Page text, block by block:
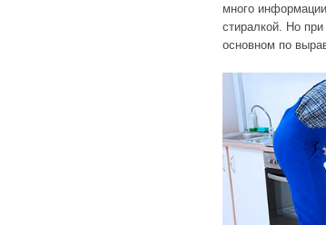
много
стиралкой. Но
основном по